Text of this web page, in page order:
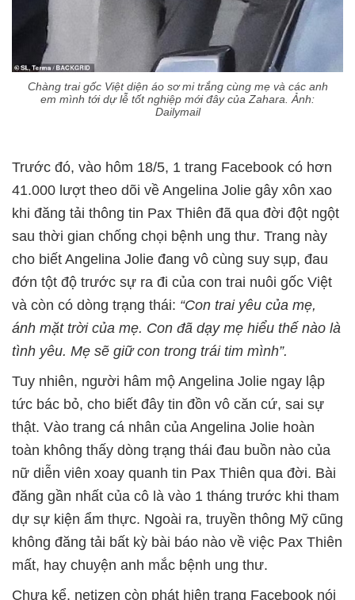
Chàng trai gốc Việt diện áo sơ mi trắng cùng mẹ và các anh
em mình tới dự lễ tốt nghiệp mới đây của Zahara. Ảnh:
Dailymail
Trước đó, vào hôm 18/5, 1 trang Facebook có hơn
41.000 lượt theo dõi về Angelina Jolie gây xôn xao
khi đăng tải thông tin Pax Thiên đã qua đời đột ngột
sau thời gian chống chọi bệnh ung thư. Trang này
cho biết Angelina Jolie đang vô cùng suy sụp, đau
đớn tột độ trước sự ra đi của con trai nuôi gốc Việt
và còn có dòng trạng thái: “Con trai yêu của mẹ,
ánh mặt trời của mẹ. Con đã dạy mẹ hiểu thế nào là
tình yêu. Mẹ sẽ giữ con trong trái tim mình”.
Tuy nhiên, người hâm mộ Angelina Jolie ngay lập
tức bác bỏ, cho biết đây tin đồn vô căn cứ, sai sự
thật. Vào trang cá nhân của Angelina Jolie hoàn
toàn không thấy dòng trạng thái đau buồn nào của
nữ diễn viên xoay quanh tin Pax Thiên qua đời. Bài
đăng gần nhất của cô là vào 1 tháng trước khi tham
dự sự kiện ẩm thực. Ngoài ra, truyền thông Mỹ cũng
không đăng tải bất kỳ bài báo nào về việc Pax Thiên
mất, hay chuyện anh mắc bệnh ung thư.
Chưa kể, netizen còn phát hiện trang Facebook nói